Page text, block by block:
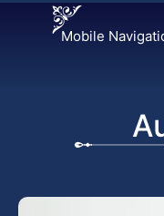
Mobile